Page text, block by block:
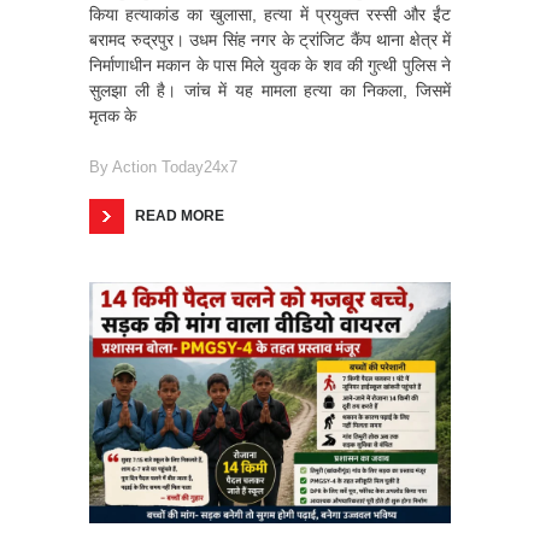
किया हत्याकांड का खुलासा, हत्या में प्रयुक्त रस्सी और ईंट
बरामद रुद्रपुर। उधम सिंह नगर के ट्रांजिट कैंप थाना क्षेत्र में
निर्माणाधीन मकान के पास मिले युवक के शव की गुत्थी पुलिस ने
सुलझा ली है। जांच में यह मामला हत्या का निकला, जिसमें
मृतक के
By Action Today24x7
READ MORE